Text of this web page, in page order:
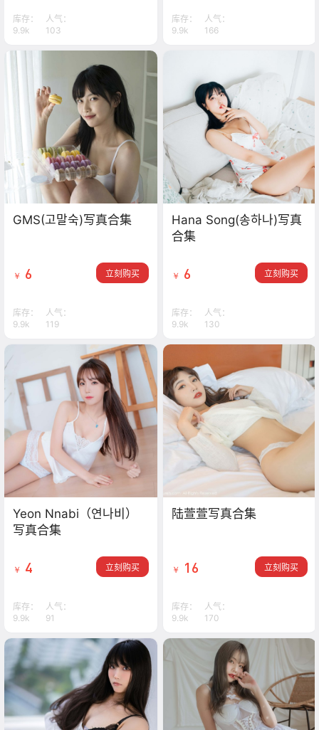
库存：
9.9k
人气：
103
库存：
9.9k
人气：
166
GMS(고말숙)写真合集
￥ 6 立刻购买
库存：
9.9k
人气：
119
Hana Song(송하나)写真
合集
￥ 6 立刻购买
库存：
9.9k
人气：
130
Yeon Nnabi（연나비）
写真合集
￥ 4 立刻购买
库存：
9.9k
人气：
91
陆萱萱写真合集
￥ 16 立刻购买
库存：
9.9k
人气：
170